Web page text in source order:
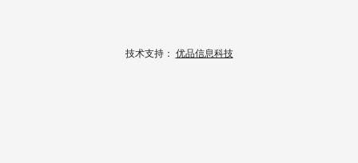
技术支持： 优品信息科技